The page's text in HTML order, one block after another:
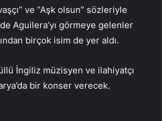
ve “Aşk olsun” sözleriyle
Aguilera’yı görmeye gelenler
birçok isim de yer aldı.
İngiliz müzisyen ve ilahiyatçı
bir konser verecek.